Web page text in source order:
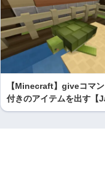
【Minecraft】giveコマ
付きのアイテムを出す【